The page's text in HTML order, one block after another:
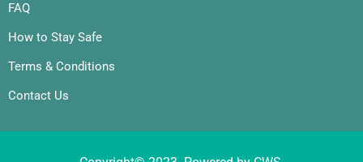
FAQ
How to Stay Safe
Terms & Conditions
Contact Us